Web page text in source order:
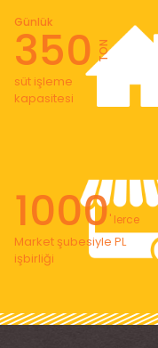
350
Günlük
TON
süt işleme
kapasitesi
1000' lerce
Market şubesiyle PL
işbirliği